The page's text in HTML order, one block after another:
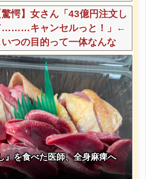
驚愕】女さん「43億円注文し
………キャンセルっと！」←
いつの目的って一体なんな
？？？？？？
』を食べた医師、全身麻痺へ